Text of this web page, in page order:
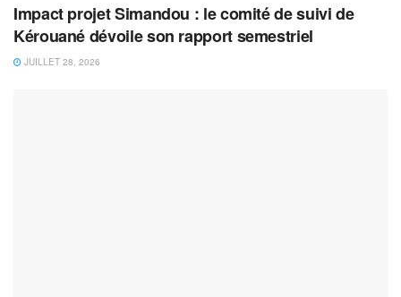
Impact projet Simandou : le comité de suivi de
Kérouané dévoile son rapport semestriel
JUILLET 28, 2026